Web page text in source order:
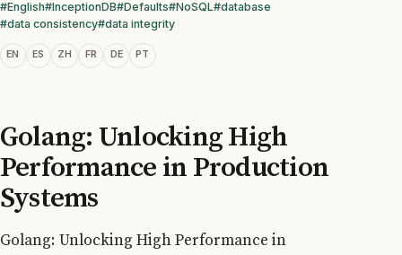
#English#InceptionDB#Defaults#NoSQL#database
#data consistency#data integrity
EN ES ZH FR DE PT
Golang: Unlocking High
Performance in Production
Systems
Golang: Unlocking High Performance in